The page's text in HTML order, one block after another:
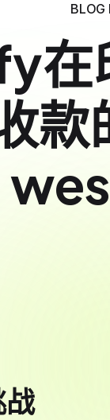
BLOG
在
款